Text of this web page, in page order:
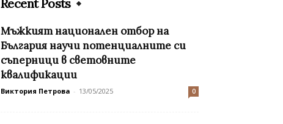
Recent Posts
Мъжкият национален отбор на
България научи потенциалните си
съперници в световните
квалификации
Виктория Петрова - 13/05/2025 0